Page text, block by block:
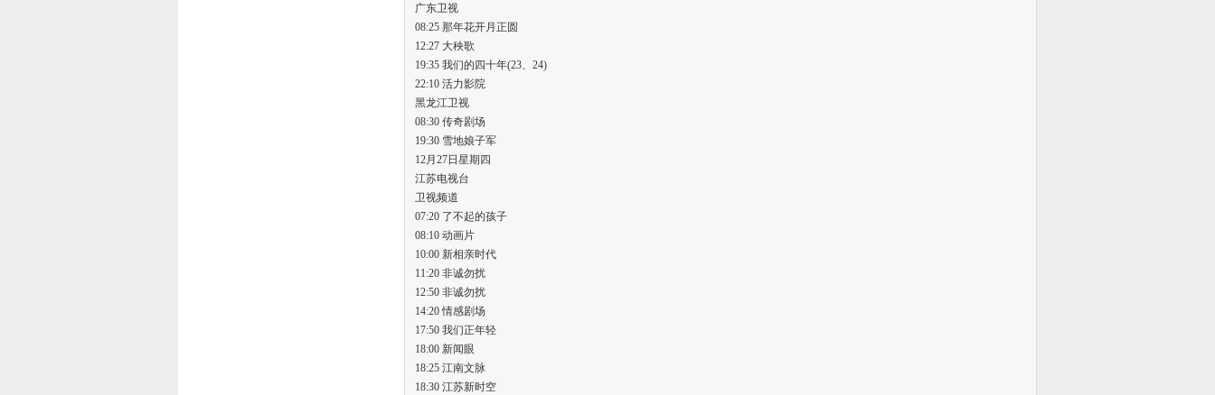
广东卫视
08:25 那年花开月正圆
12:27 大秧歌
19:35 我们的四十年(23、24)
22:10 活力影院
黑龙江卫视
08:30 传奇剧场
19:30 雪地娘子军
12月27日星期四
江苏电视台
卫视频道
07:20 了不起的孩子
08:10 动画片
10:00 新相亲时代
11:20 非诚勿扰
12:50 非诚勿扰
14:20 情感剧场
17:50 我们正年轻
18:00 新闻眼
18:25 江南文脉
18:30 江苏新时空